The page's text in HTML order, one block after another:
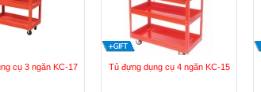
cụ 3 ngăn KC-17 Tủ đựng dụng cụ 4 ngăn KC-15